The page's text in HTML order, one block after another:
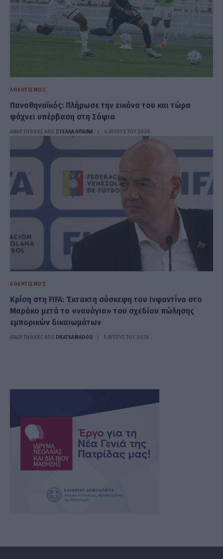
ΑΘΛΗΤΙΣΜΌΣ
Παναθηναϊκός: Πλήρωσε την εικόνα του και τώρα
ψάχνει υπέρβαση στη Σόφια
ΑΝΑΡΤΗΘΗΚΕ ΑΠΟ ΣΤΈΛΛΑ ΛΊΤΑΙΝΑ 6 ΑΥΓΟΎΣΤΟΥ 2026
ΑΘΛΗΤΙΣΜΌΣ
Κρίση στη FIFA: Έκτακτη σύσκεψη του Ινφαντίνο στο
Μαρόκο μετά το «ναυάγιο» του σχεδίου πώλησης
εμπορικών δικαιωμάτων
ΑΝΑΡΤΗΘΗΚΕ ΑΠΟ DKATSAMADOU 5 ΑΥΓΟΎΣΤΟΥ 2026